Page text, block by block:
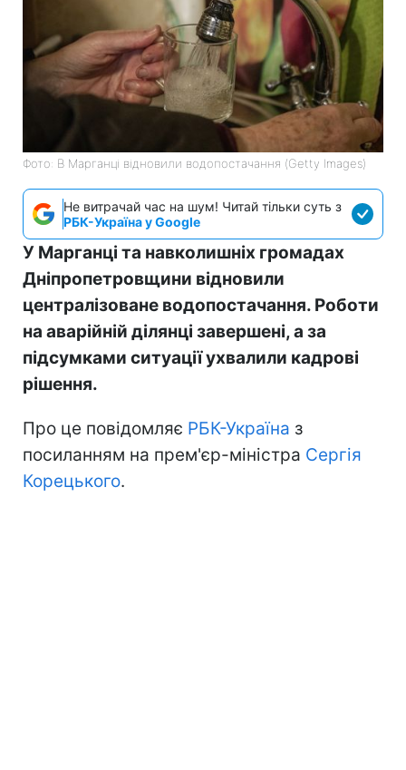
Фото: В Марганці відновили водопостачання (Getty Images)
Не витрачай час на шум! Читай тільки суть з
РБК-Україна у Google
У Марганці та навколишніх громадах
Дніпропетровщини відновили
централізоване водопостачання. Роботи
на аварійній ділянці завершені, а за
підсумками ситуації ухвалили кадрові
рішення.
Про це повідомляє РБК-Україна з
посиланням на прем'єр-міністра Сергія
Корецького.